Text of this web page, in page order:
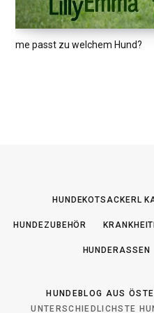
me passt zu welchem Hund?
HUNDEKOTSACKERL
HUNDEZUBEHÖR
HUNDERASSEN
HUNDEBLOG AUS
UNTERSCHIEDLICHSTE